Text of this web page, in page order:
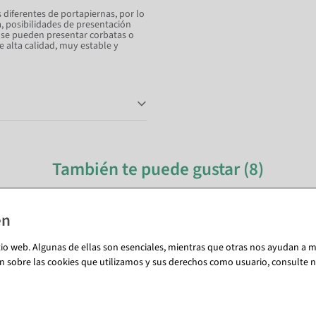
de portapiernas, por lo
posibilidades de presentación
pueden presentar corbatas o
alta calidad, muy estable y
También te puede gustar (8)
web. Algunas de ellas son esenciales, mientras que otras nos ayudan a
sobre las cookies que utilizamos y sus derechos como usuario,